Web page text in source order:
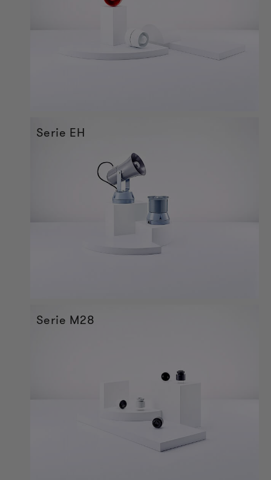
Serie EH
Serie M28